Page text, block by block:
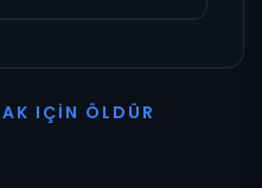
AK I ÇI N Ö L D Ü R